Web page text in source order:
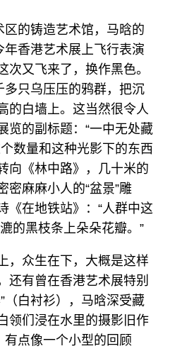
的铸造艺术馆，马晗的
年香港艺术展上飞行表演
次又飞来了，换作黑色。
多只乌压压的鸦群，把沉
的白墙上。这当然很令人
览的副标题：“一中无处藏
数量和这种光影下的东西
向《林中路》，几十米的
密麻麻小人的“盆景”雕
《在地铁站》：“人群中这
的黑枝条上朵朵花瓣。”
，众生在下，大概是这样
还有曾在香港艺术展特别
（白衬衫），马晗深受藏
领们浸在水里的摄影旧作
有点像一个小型的回顾